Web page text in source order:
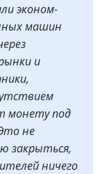
эконом-
машин
и
монету под
не
закрыться,
ничего